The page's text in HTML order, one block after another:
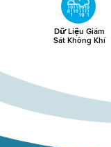
Dữ Liệu Giám
Sát Không Khí